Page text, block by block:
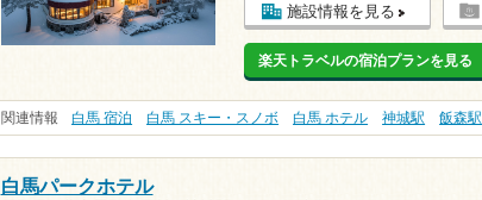
施設情報を見る
楽天トラベルの宿泊プランを見る
関連情報 白馬 宿泊 白馬 スキー・スノボ 白馬 ホテル 神城駅 飯森駅
白馬パークホテル